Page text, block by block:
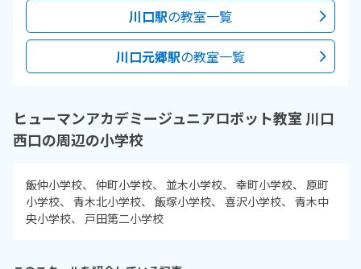
川口駅の教室一覧
川口元郷駅の教室一覧
ヒューマンアカデミージュニアロボット教室 川口
西口の周辺の小学校
飯仲小学校 仲町小学校 並木小学校 幸町小学校
原町
小学校
青木北小学校 飯塚小学校 喜沢小学校
青木中
央小学校
戸田第二小学校